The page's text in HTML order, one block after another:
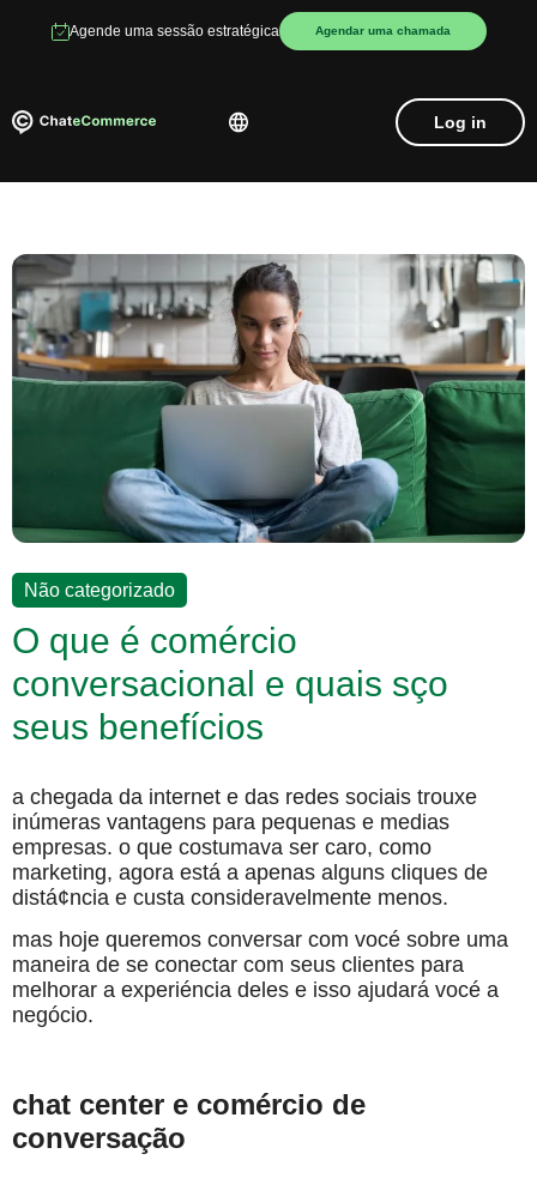
Agende uma sessão estratégica Agendar uma chamada
Log in
Não categorizado
O que é comércio
conversacional e quais sço
seus benefícios
a chegada da internet e das redes sociais trouxe
inúmeras vantagens para pequenas e medias
empresas. o que costumava ser caro, como
marketing, agora está a apenas alguns cliques de
distá¢ncia e custa consideravelmente menos.
mas hoje queremos conversar com vocé sobre uma
maneira de se conectar com seus clientes para
melhorar a experiéncia deles e isso ajudará vocé a
negócio.
chat center e comércio de
conversação